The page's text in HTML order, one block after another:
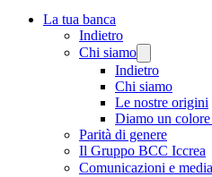
La tua banca
Indietro
Chi siamo
Indietro
Chi siamo
Le nostre origini
Diamo un
Parità di genere
Il Gruppo BCC Iccrea
Comunicazioni e media